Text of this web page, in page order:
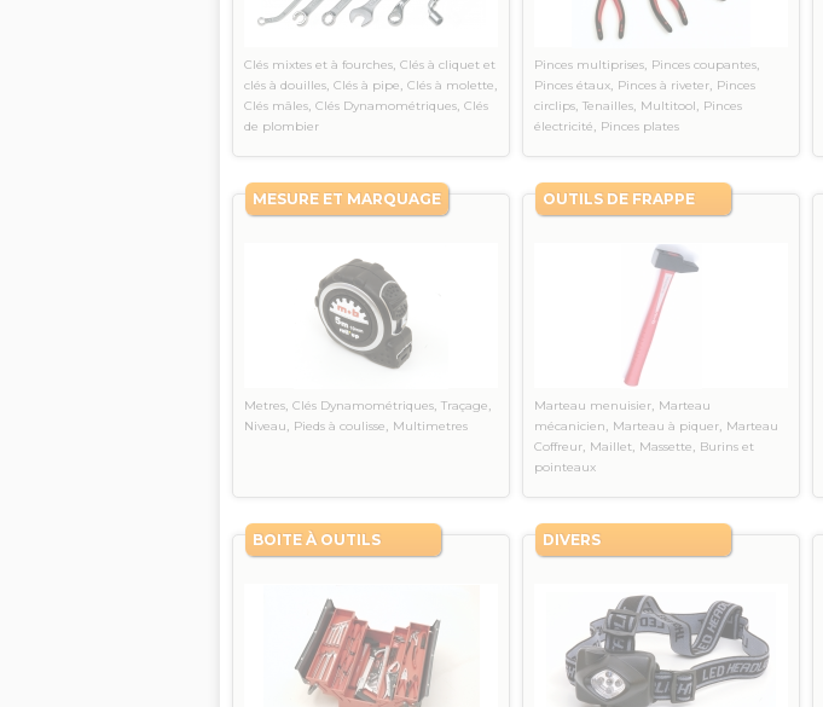
Clés mixtes et à fourches, Clés à cliquet et
clés à douilles, Clés à pipe, Clés à molette,
Clés mâles, Clés Dynamométriques, Clés
de plombier
Pinces multiprises, Pinces coupantes,
Pinces étaux, Pinces à riveter, Pinces
circlips, Tenailles, Multitool, Pinces
électricité, Pinces plates
MESURE ET MARQUAGE
Metres, Clés Dynamométriques, Traçage,
Niveau, Pieds à coulisse, Multimetres
OUTILS DE FRAPPE
Marteau menuisier, Marteau
mécanicien, Marteau à piquer, Marteau
Coffreur, Maillet, Massette, Burins et
pointeaux
BOITE À OUTILS DIVERS